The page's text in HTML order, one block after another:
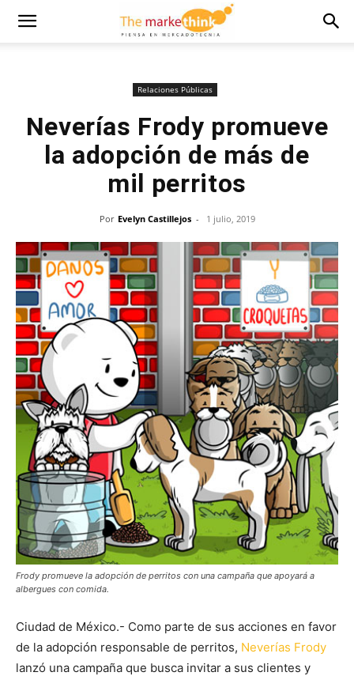
Relaciones Públicas
Neverías Frody promueve
la adopción de más de
mil perritos
Por Evelyn Castillejos - 1 julio, 2019
Frody promueve la adopción de perritos con una campaña que apoyará a
albergues con comida.
Ciudad de México.- Como parte de sus acciones en favor
de la adopción responsable de perritos, Neverías Frody
lanzó una campaña que busca invitar a sus clientes y